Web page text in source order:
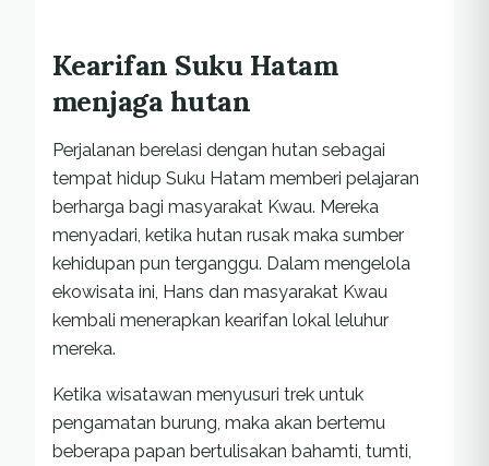
Kearifan Suku Hatam
menjaga hutan
Perjalanan berelasi dengan hutan sebagai
tempat hidup Suku Hatam memberi pelajaran
berharga bagi masyarakat Kwau. Mereka
menyadari, ketika hutan rusak maka sumber
kehidupan pun terganggu. Dalam mengelola
ekowisata ini, Hans dan masyarakat Kwau
kembali menerapkan kearifan lokal leluhur
mereka.
Ketika wisatawan menyusuri trek untuk
pengamatan burung, maka akan bertemu
beberapa papan bertulisakan bahamti, tumti,